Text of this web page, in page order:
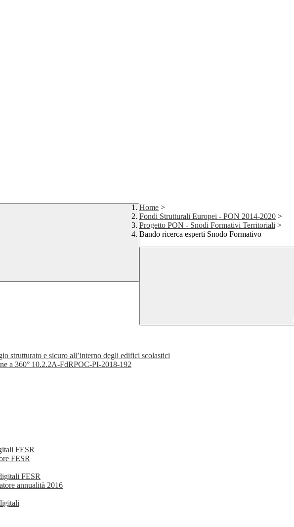
Home >
Fondi Strutturali Europei - PON 2014-2020 >
Progetto PON - Snodi Formativi Territoriali >
Bando ricerca esperti Snodo Formativo
strutturato e sicuro all’interno degli edifici scolastici
a 360° 10.2.2A-FdRPOC-PI-2018-192
FESR
FESR
FESR
annualità 2016